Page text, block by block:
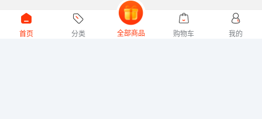
首页 分类 全部商品 购物车 我的